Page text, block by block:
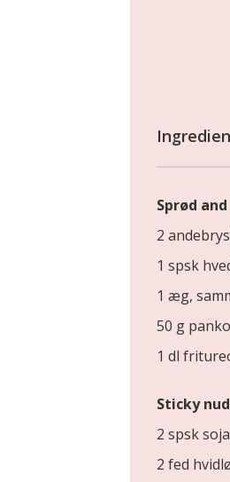
Sprød and
2
1 spsk
1 æg,
50 g
1 dl
Sticky
2 spsk soja
2 fed